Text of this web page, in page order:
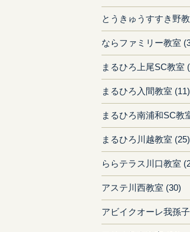
とうきゅうすすき野
ならファミリー教室
まるひろ上尾SC教室
まるひろ入間教室 (11)
まるひろ南浦和SC教
まるひろ川越教室 (25)
ららテラス川口教室
アステ川西教室 (30)
アビイクオーレ我孫